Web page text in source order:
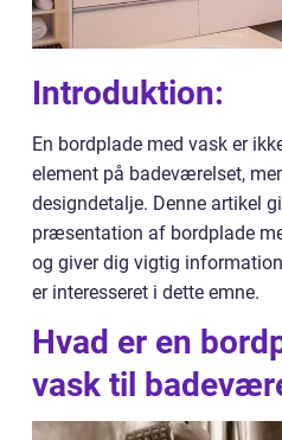
Introduktion:
En bordplade med vask er
element på badeværelset,
designdetalje. Denne artikel
præsentation af bordplade
og giver dig vigtig
er interesseret i dette emne.
Hvad er en
vask til